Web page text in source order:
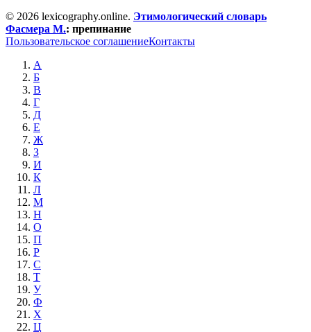
© 2026 lexicography.online. Этимологический словарь
Фасмера М.: препинание
Пользовательское соглашениеКонтакты
А
Б
В
Г
Д
Е
Ж
З
И
К
Л
М
Н
О
П
Р
С
Т
У
Ф
Х
Ц